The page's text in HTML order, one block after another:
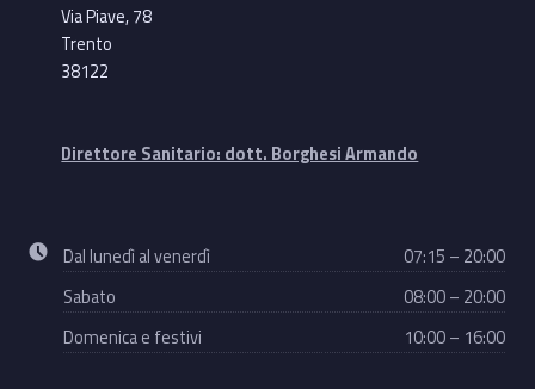
Via Piave, 78
Trento
38122
Direttore Sanitario: dott. Borghesi Armando
Business hours:
Dal lunedì al venerdì
07:15 – 20:00
Sabato
08:00 – 20:00
Domenica e festivi
10:00 – 16:00